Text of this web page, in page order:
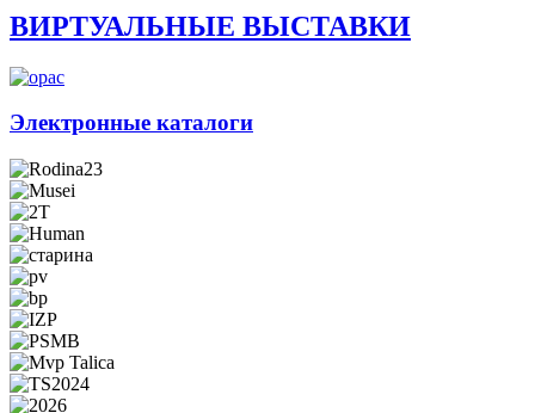
ВИРТУАЛЬНЫЕ ВЫСТАВКИ
Электронные каталоги